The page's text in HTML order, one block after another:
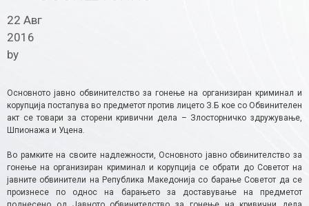
22 Авг
2016
by
Основното јавно обвинителство за гонење на организиран криминал и
корупција постапува во предметот против лицето З.Б кое со Обвинителен
акт се товари за сторени кривични дела – Злосторничко здружување,
Шпионажа и Уцена.
Во рамките на своите надлежности, Основното јавно обвинителство за
гонење на организиран криминал и корупција се обрати до Советот на
јавните обвинители на Република Македонија со барање Советот да се
произнесе по однос на барањето за доставување на предметот